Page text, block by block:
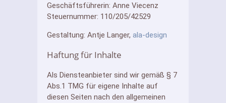
Geschäftsführerin: Anne Viecenz
Steuernummer: 110/205/42529
Gestaltung: Antje Langer, ala-design
Haftung für Inhalte
Als Diensteanbieter sind wir gemäß § 7
Abs.1 TMG für eigene Inhalte auf
diesen Seiten nach den allgemeinen